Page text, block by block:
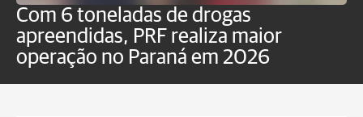
Com 6 toneladas de drogas
apreendidas, PRF realiza maior
operação no Paraná em 2026